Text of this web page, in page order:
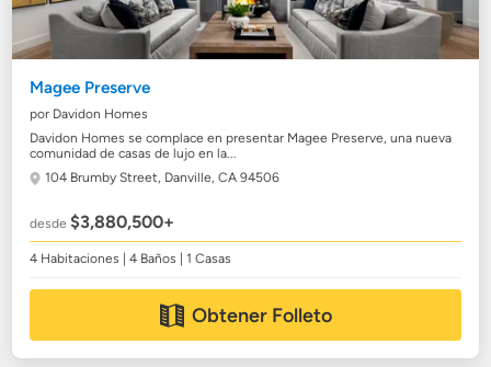
Magee Preserve
por Davidon Homes
Davidon Homes se complace en presentar Magee Preserve, una nueva
comunidad de casas de lujo en la...
104 Brumby Street, Danville, CA 94506
desde$3,880,500+
4 Habitaciones | 4 Baños | 1 Casas
Obtener Folleto